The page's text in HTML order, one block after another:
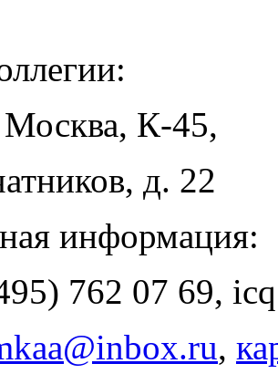
К-45,
д. 22
информация:
762 07 69,
,